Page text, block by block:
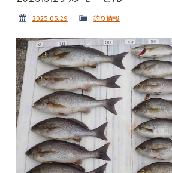
2025.05.29 釣り情報